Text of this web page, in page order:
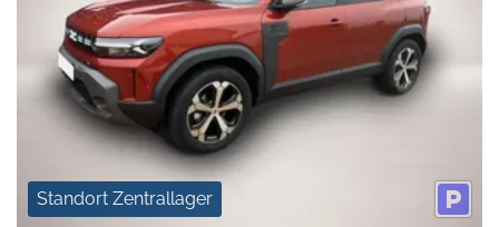
Standort Zentrallager